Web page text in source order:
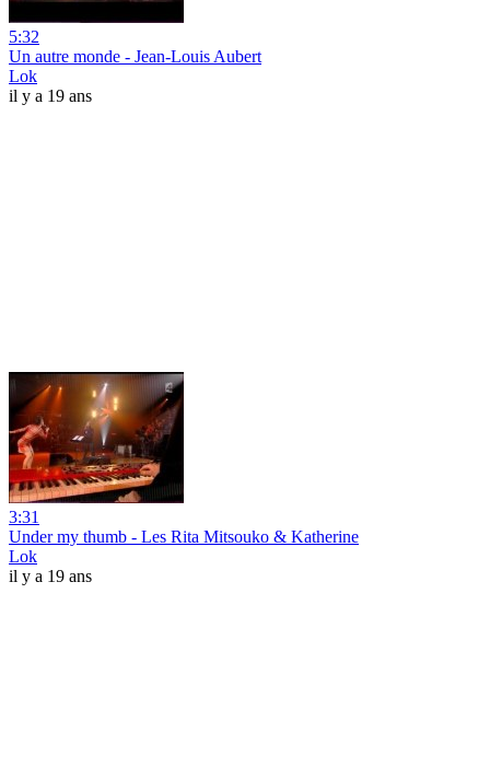
5:32
Un autre monde - Jean-Louis Aubert
Lok
il y a 19 ans
3:31
Under my thumb - Les Rita Mitsouko & Katherine
Lok
il y a 19 ans